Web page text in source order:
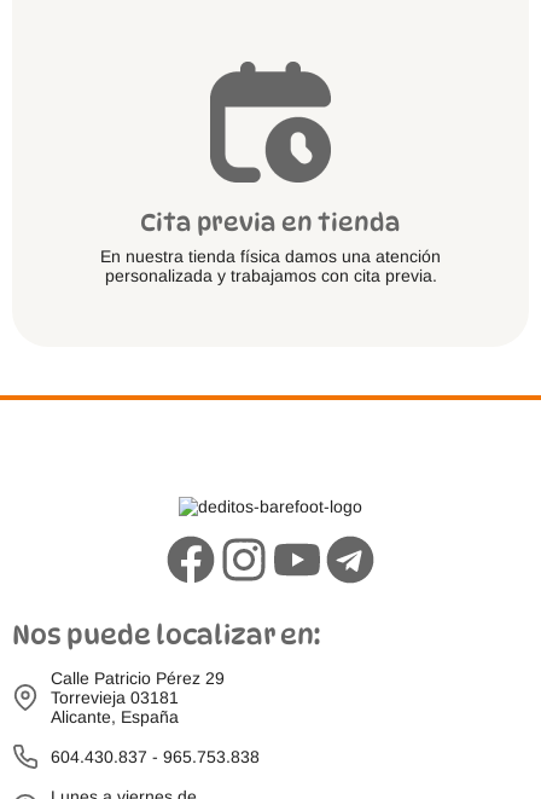
Cita previa en tienda
En nuestra tienda física damos una atención
personalizada y trabajamos con cita previa.
Nos puede localizar en:
Calle Patricio Pérez 29
Torrevieja 03181
Alicante, España
604.430.837 - 965.753.838